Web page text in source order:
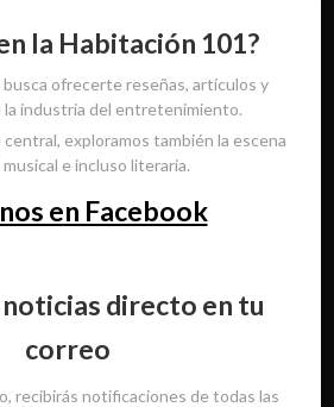
la Habitación 101?
busca ofrecerte reseñas, artículos y
la industria del entretenimiento.
exploramos también la escena
e incluso literaria.
en Facebook
noticias directo en tu
correo
recibirás notificaciones de todas las